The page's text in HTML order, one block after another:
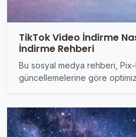
TikTok Video İndirme
İndirme Rehberi
Bu sosyal medya rehberi,
güncellemelerine göre